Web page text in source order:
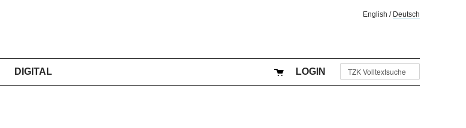
English / Deutsch
DIGITAL LOGIN